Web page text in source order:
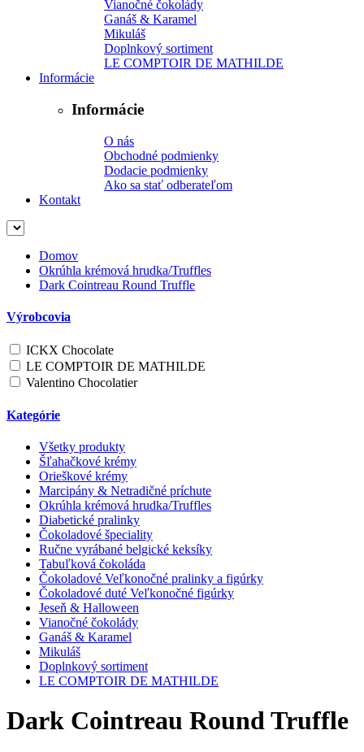
Vianočné čokolády
Ganáš & Karamel
Mikuláš
Doplnkový sortiment
LE COMPTOIR DE MATHILDE
Informácie
Informácie
O nás
Obchodné podmienky
Dodacie podmienky
Ako sa stať odberateľom
Kontakt
Domov
Okrúhla krémová hrudka/Truffles
Dark Cointreau Round Truffle
Výrobcovia
ICKX Chocolate
LE COMPTOIR DE MATHILDE
Valentino Chocolatier
Kategórie
Všetky produkty
Šľahačkové krémy
Orieškové krémy
Marcipány & Netradičné príchute
Okrúhla krémová hrudka/Truffles
Diabetické pralinky
Čokoladové špeciality
Ručne vyrábané belgické keksíky
Tabuľková čokoláda
Čokoladové Veľkonočné pralinky a figúrky
Čokoladové duté Veľkonočné figúrky
Jeseň & Halloween
Vianočné čokolády
Ganáš & Karamel
Mikuláš
Doplnkový sortiment
LE COMPTOIR DE MATHILDE
Dark Cointreau Round Truffle